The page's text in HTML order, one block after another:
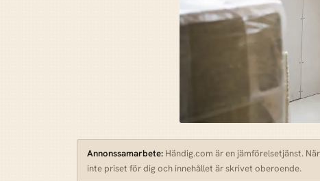
Annonssamarbete: Händig.com är en jämförelsetjänst.
inte priset för dig och innehållet är skrivet oberoende.